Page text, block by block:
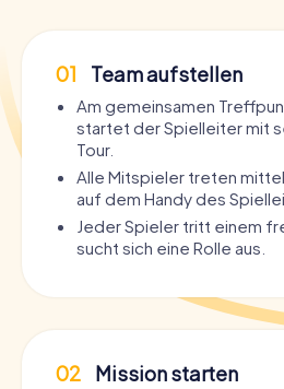
01 Team aufstellen
Am gemeinsamen
startet der Spielleiter mit
Tour.
Alle Mitspieler treten
auf dem Handy des
Jeder Spieler tritt einem
sucht sich eine Rolle aus.
02 Mission starten